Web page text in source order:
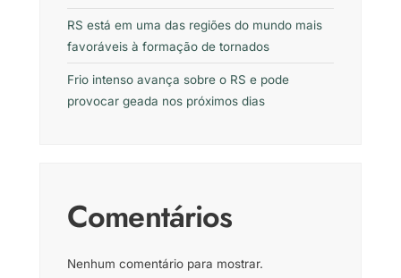
RS está em uma das regiões do mundo mais
favoráveis à formação de tornados
Frio intenso avança sobre o RS e pode
provocar geada nos próximos dias
Comentários
Nenhum comentário para mostrar.